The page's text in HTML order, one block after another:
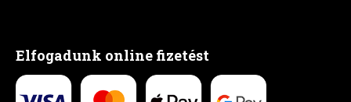
Elfogadunk online fizetést